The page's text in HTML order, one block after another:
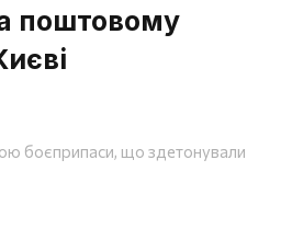
поштовому
боєприпаси, що здетонували